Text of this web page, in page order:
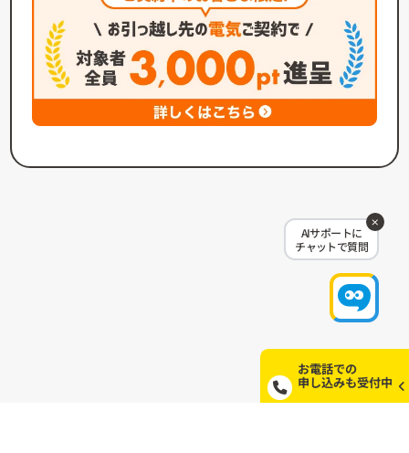
お電話での
申し込みも受付中
AIサポートに
チャットで質問